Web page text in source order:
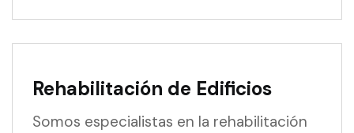
Rehabilitación de Edificios
Somos especialistas en la rehabilitación